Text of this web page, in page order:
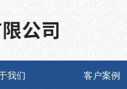
我们 客户案例